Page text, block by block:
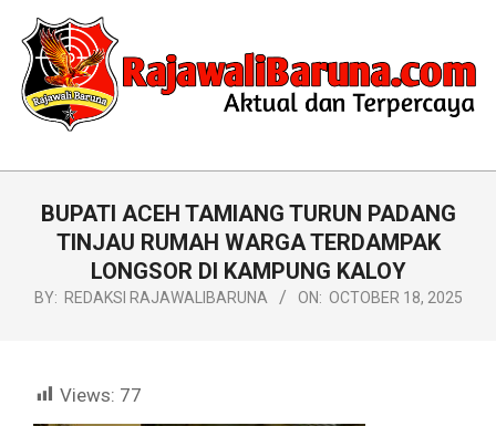
content
Primary
BUPATI ACEH TAMIANG TURUN PADANG
TINJAU RUMAH WARGA TERDAMPAK
LONGSOR DI KAMPUNG KALOY
BY: REDAKSI RAJAWALIBARUNA ON: OCTOBER 18, 2025
Views: 77